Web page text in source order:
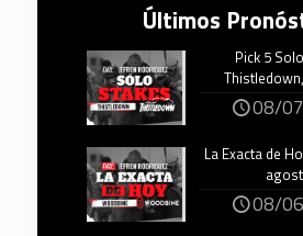
Últimos
Pick 5
08/
La Exacta de
08/